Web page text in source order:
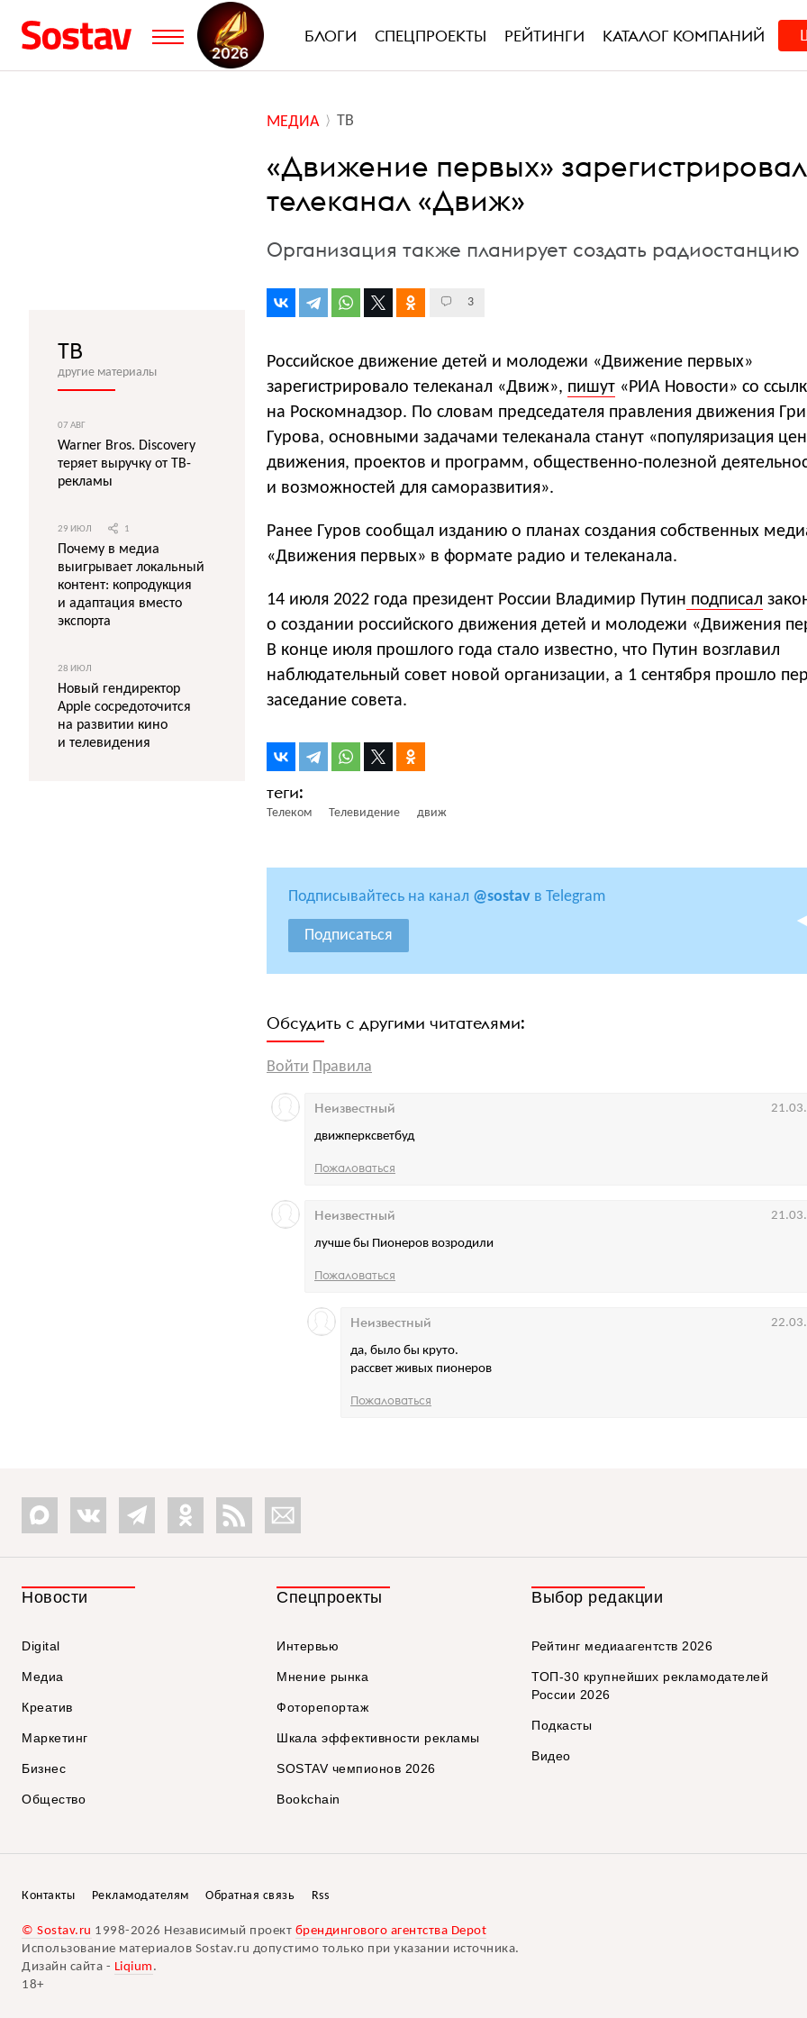
БЛОГИ СПЕЦПРОЕКТЫ РЕЙТИНГИ КАТАЛОГ КОМПАНИЙ
МЕДИА ТВ
«Движение первых»
телеканал «Движ»
Организация также планирует создать радиостанцию
3
Российское движение детей и молодежи «Движение первых»
зарегистрировало телеканал «Движ», пишут «РИА Новости» со
на Роскомнадзор. По словам председателя правления движения
Гурова, основными задачами телеканала станут «популяризация
движения, проектов и программ, общественно-полезной
и возможностей для саморазвития».
Ранее Гуров сообщал изданию о планах создания собственных
«Движения первых» в формате радио и телеканала.
14 июля 2022 года президент России Владимир Путин подписал
о создании российского движения детей и молодежи «Движения
В конце июля прошлого года стало известно, что Путин возглавил
наблюдательный совет новой организации, а 1 сентября прошло
заседание совета.
Телеком Телевидение движ
Подписывайтесь на канал @sostav в Telegram
Подписаться
Обсудить с другими читателями:
Войти Правила
движперксветбуд
Неизвестный
Пожаловаться
лучше бы Пионеров возродили
Неизвестный
Пожаловаться
да, было бы круто.
рассвет живых пионеров
Неизвестный
Пожаловаться
ТВ
другие материалы
07 АВГ
Warner Bros. Discovery
теряет выручку от ТВ-
рекламы
29 ИЮЛ 1
Почему в медиа
выигрывает локальный
контент: копродукция
и адаптация вместо
экспорта
28 ИЮЛ
Новый гендиректор
Apple сосредоточится
на развитии кино
и телевидения
Новости
Digital
Медиа
Креатив
Маркетинг
Бизнес
Общество
Спецпроекты
Интервью
Мнение рынка
Фоторепортаж
Шкала эффективности рекламы
SOSTAV чемпионов 2026
Bookchain
Выбор редакции
Рейтинг медиаагентств 2026
ТОП-30 крупнейших рекламодателей
России 2026
Подкасты
Видео
Контакты Рекламодателям Обратная связь Rss
© Sostav.ru 1998-2026 Независимый проект брендингового агентства Depot
Использование материалов Sostav.ru допустимо только при указании источника.
Дизайн сайта - Liqium .
18+